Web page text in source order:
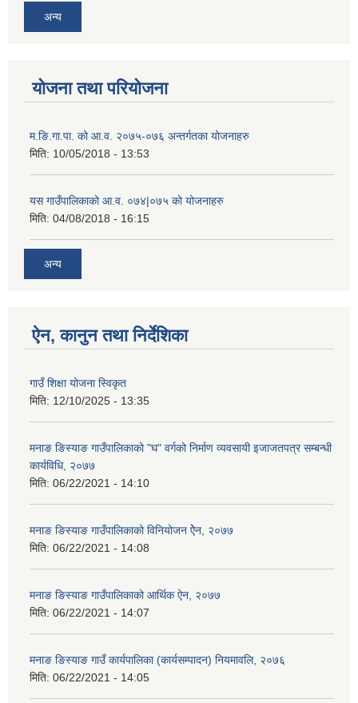
अन्य
योजना तथा परियोजना
म.ङि.गा.पा. को आ.व. २०७५-०७६ अन्तर्गतका योजनाहरु
मिति: 10/05/2018 - 13:53
यस गाउँपालिकाको आ.व. ०७४|०७५ को योजनाहरु
मिति: 04/08/2018 - 16:15
अन्य
ऐन, कानुन तथा निर्देशिका
गाउँ शिक्षा योजना स्विकृत
मिति: 12/10/2025 - 13:35
मनाङ ङिस्याङ गाउँपालिकाको "घ" वर्गको निर्माण व्यवसायी इजाजतपत्र सम्बन्धी
कार्यविधि, २०७७
मिति: 06/22/2021 - 14:10
मनाङ ङिस्याङ गाउँपालिकाको विनियोजन ऐेन, २०७७
मिति: 06/22/2021 - 14:08
मनाङ ङिस्याङ गाउँपालिकाको आर्थिक ऐन, २०७७
मिति: 06/22/2021 - 14:07
मनाङ ङिस्याङ गाउँ कार्यपालिका (कार्यसम्पादन) नियमावलि, २०७६
मिति: 06/22/2021 - 14:05